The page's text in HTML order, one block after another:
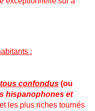
:
confondus (ou
hispanophones et
les plus riches tournés